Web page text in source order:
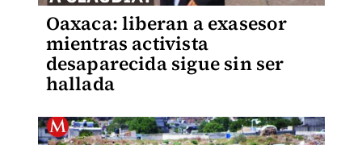
Oaxaca: liberan a exasesor
mientras activista
desaparecida sigue sin ser
hallada